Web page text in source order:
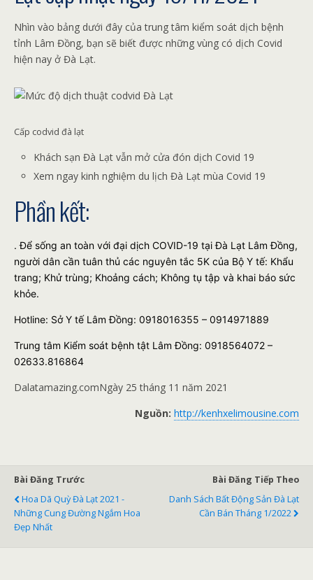
Nhìn vào bảng dưới đây của trung tâm kiểm soát dịch bệnh
tỉnh Lâm Đồng, bạn sẽ biết được những vùng có dịch Covid
hiện nay ở Đà Lạt.
Cấp codvid đà lạt
Khách sạn Đà Lạt vẫn mở cửa đón dịch Covid 19
Xem ngay kinh nghiệm du lịch Đà Lạt mùa Covid 19
Phần kết:
. Để sống an toàn với đại dịch COVID-19 tại Đà Lạt Lâm Đồng,
người dân cần tuân thủ các nguyên tắc 5K của Bộ Y tế: Khẩu
trang; Khử trùng; Khoảng cách; Không tụ tập và khai báo sức
khỏe.
Hotline: Sở Y tế Lâm Đồng: 0918016355 – 0914971889
Trung tâm Kiểm soát bệnh tật Lâm Đồng: 0918564072 –
02633.816864
Dalatamazing.comNgày 25 tháng 11 năm 2021
Nguồn: http://kenhxelimousine.com
Bài Đăng Trước
Hoa Dã Quỳ Đà Lạt 2021 -
Những Cung Đường Ngắm Hoa
Đẹp Nhất
Bài Đăng Tiếp Theo
Danh Sách Bất Động Sản Đà Lạt
Cần Bán Tháng 1/2022